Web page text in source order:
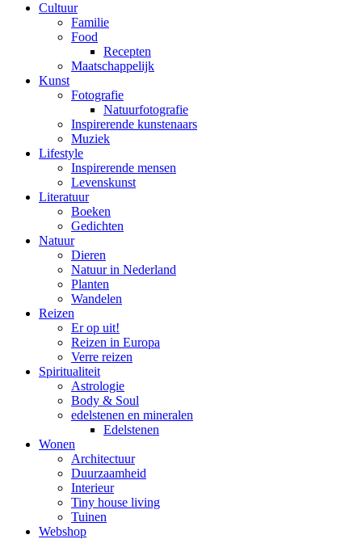
Cultuur
Familie
Food
Recepten
Maatschappelijk
Kunst
Fotografie
Natuurfotografie
Inspirerende kunstenaars
Muziek
Lifestyle
Inspirerende mensen
Levenskunst
Literatuur
Boeken
Gedichten
Natuur
Dieren
Natuur in Nederland
Planten
Wandelen
Reizen
Er op uit!
Reizen in Europa
Verre reizen
Spiritualiteit
Astrologie
Body & Soul
edelstenen en mineralen
Edelstenen
Wonen
Architectuur
Duurzaamheid
Interieur
Tiny house living
Tuinen
Webshop